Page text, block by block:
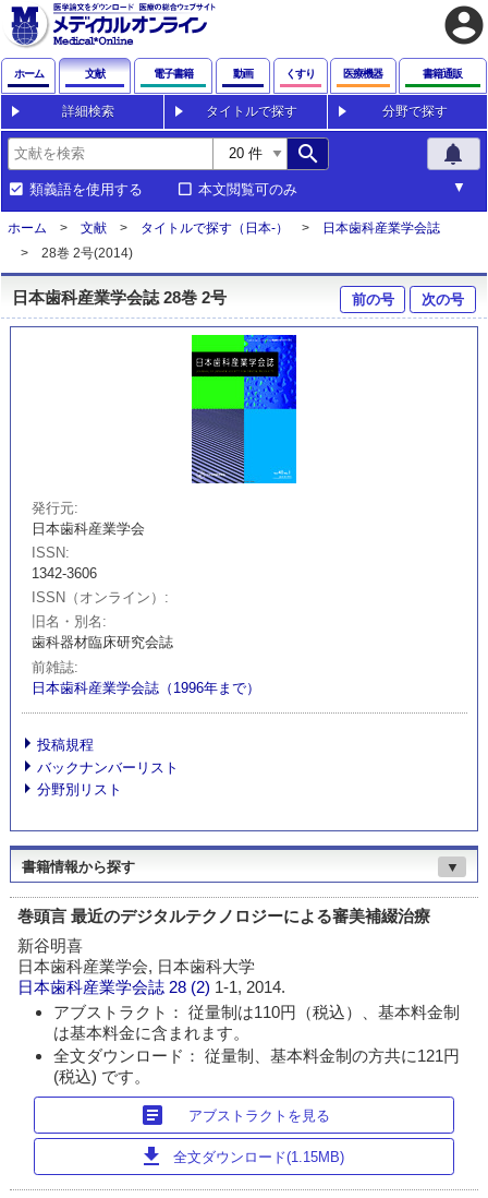
account_circle
ホーム 文献 電子書籍 動画 くすり 医療機器 書籍通販
詳細検索 タイトルで探す 分野で探す
search notifications
類義語を使用する 本文閲覧可のみ
ホーム 文献 タイトルで探す（日本-）
日本歯科産業学会誌
28巻 2号(2014)
日本歯科産業学会誌 28巻 2号 前の号 次の号
発行元
日本歯科産業学会
ISSN
1342-3606
ISSN（オンライン）
旧名・別名
歯科器材臨床研究会誌
前雑誌
日本歯科産業学会誌（1996年まで）
投稿規程
バックナンバーリスト
分野別リスト
書籍情報から探す ▼
巻頭言 最近のデジタルテクノロジーによる審美補綴治療
新谷明喜
日本歯科産業学会, 日本歯科大学
日本歯科産業学会誌 28 (2) 1-1, 2014.
アブストラクト： 従量制は110円（税込）、基本料金制
は基本料金に含まれます。
全文ダウンロード： 従量制、基本料金制の方共に121円
(税込) です。
article アブストラクトを見る
download 全文ダウンロード(1.15MB)